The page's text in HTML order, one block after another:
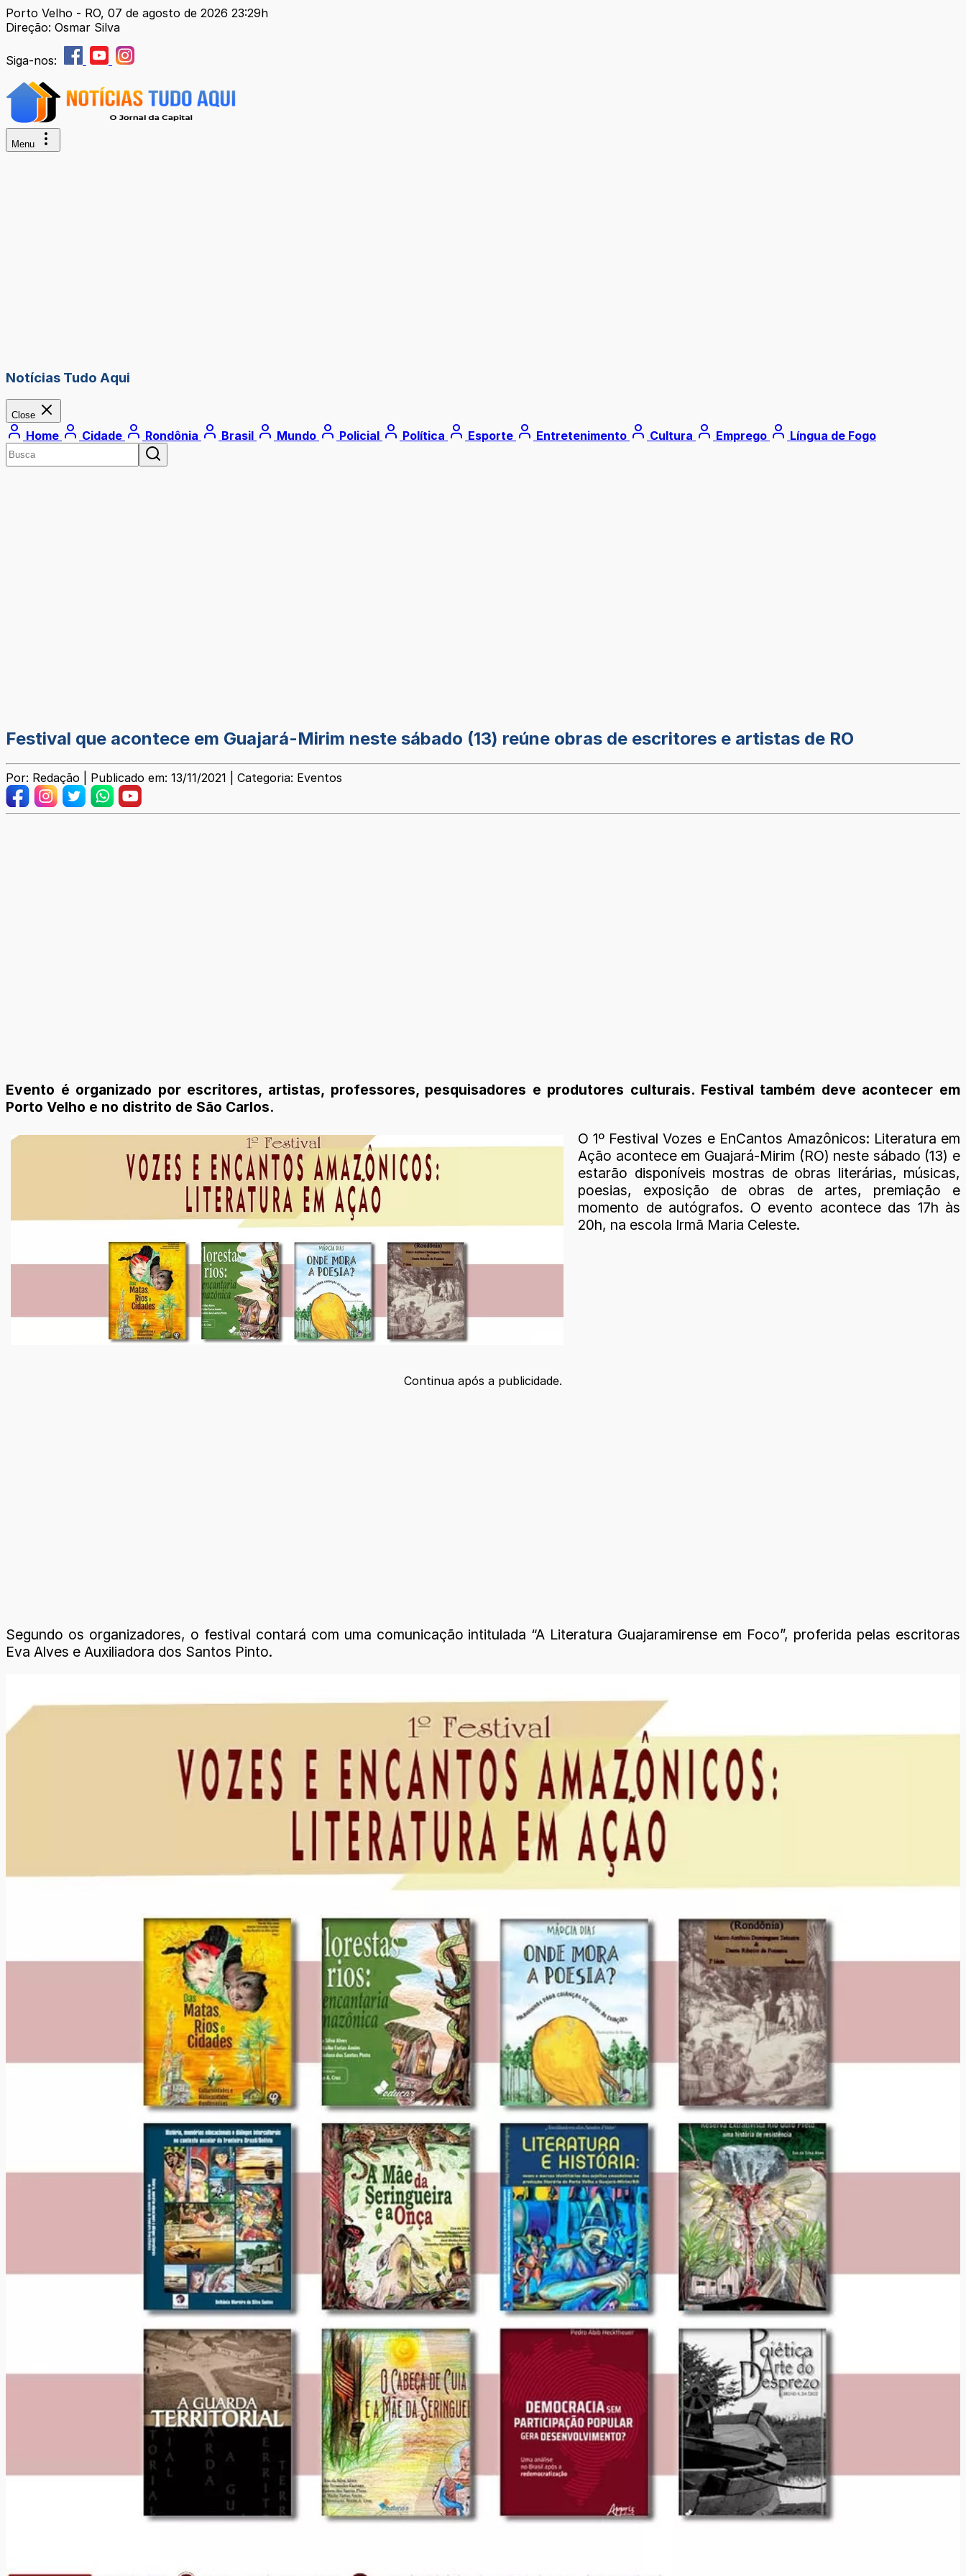
Porto Velho - RO, 07 de agosto de 2026 23:29h
Direção: Osmar Silva
Siga-nos:
Menu
Notícias Tudo Aqui
Close
Home Cidade Rondônia Brasil Mundo Policial Política Esporte Entretenimento Cultura Emprego Língua de Fogo
Festival que acontece em Guajará-Mirim neste sábado (13) reúne obras de escritores e artistas de RO
Por: Redação | Publicado em: 13/11/2021 | Categoria: Eventos
Evento é organizado por escritores, artistas, professores, pesquisadores e produtores culturais. Festival também deve acontecer em
Porto Velho e no distrito de São Carlos.
O 1º Festival Vozes e EnCantos Amazônicos: Literatura em
Ação acontece em Guajará-Mirim (RO) neste sábado (13) e
estarão disponíveis mostras de obras literárias, músicas,
poesias, exposição de obras de artes, premiação e
momento de autógrafos. O evento acontece das 17h às
20h, na escola Irmã Maria Celeste.
Continua após a publicidade.
Segundo os organizadores, o festival contará com uma comunicação intitulada “A Literatura Guajaramirense em Foco”, proferida pelas escritoras
Eva Alves e Auxiliadora dos Santos Pinto.